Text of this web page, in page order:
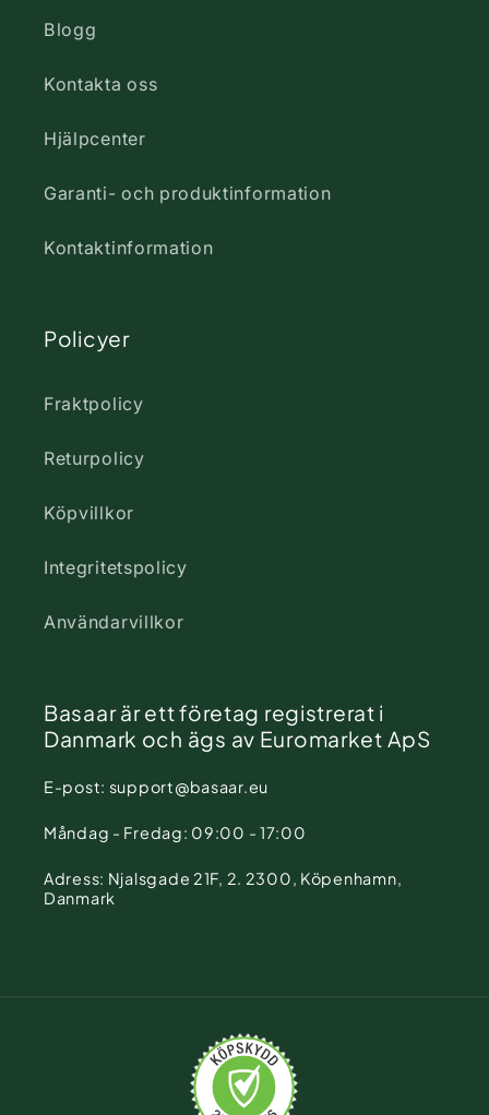
Blogg
Kontakta oss
Hjälpcenter
Garanti- och produktinformation
Kontaktinformation
Policyer
Fraktpolicy
Returpolicy
Köpvillkor
Integritetspolicy
Användarvillkor
Basaar är ett företag registrerat i
Danmark och ägs av Euromarket ApS
E-post: support@basaar.eu
Måndag - Fredag: 09:00 - 17:00
Adress: Njalsgade 21F, 2. 2300, Köpenhamn,
Danmark